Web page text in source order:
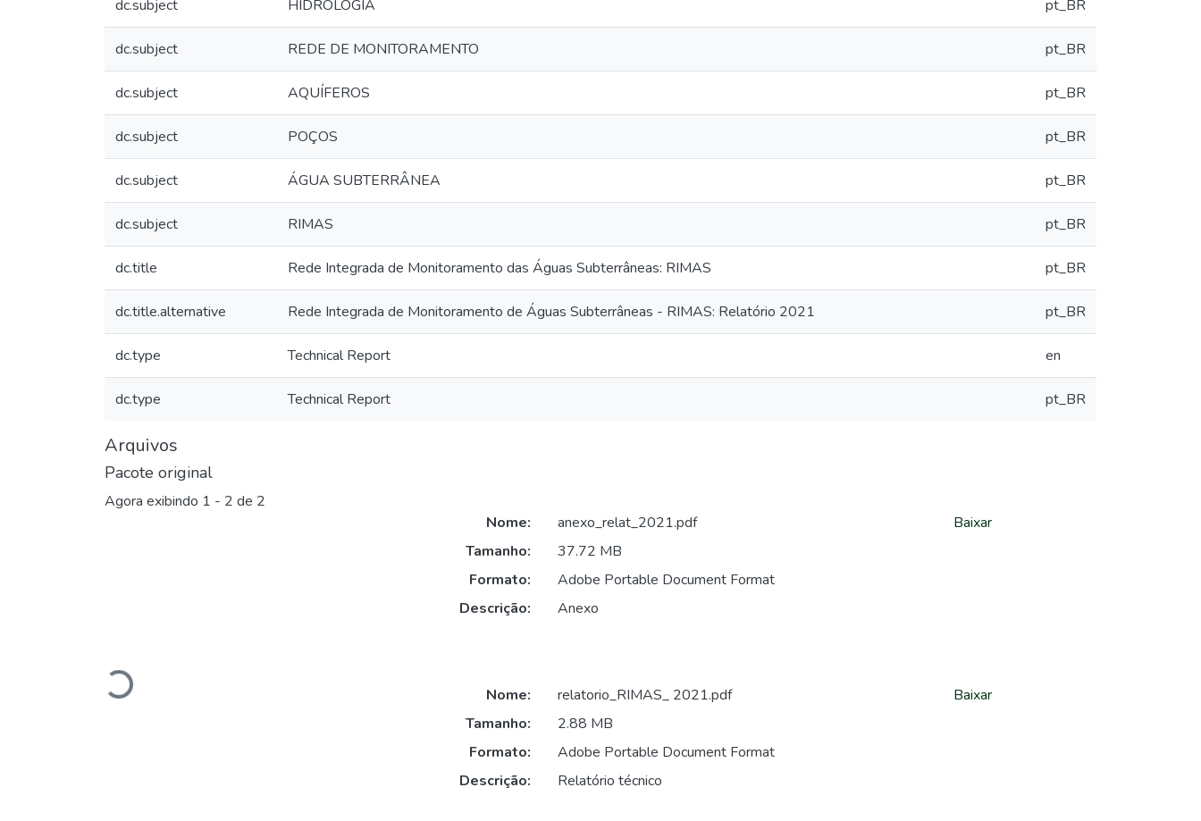
dc.subject HIDROLOGIA pt_BR
dc.subject REDE DE MONITORAMENTO pt_BR
dc.subject AQUÍFEROS pt_BR
dc.subject POÇOS pt_BR
dc.subject ÁGUA SUBTERRÂNEA pt_BR
dc.subject RIMAS pt_BR
dc.title Rede Integrada de Monitoramento das Águas Subterrâneas: RIMAS pt_BR
dc.title.alternative Rede Integrada de Monitoramento de Águas Subterrâneas - RIMAS: Relatório 2021 pt_BR
dc.type Technical Report en
dc.type Technical Report pt_BR
Arquivos
Pacote original
Agora exibindo 1 - 2 de 2
Carregando...
Nome:
anexo_relat_2021.pdf
Tamanho:
37.72 MB
Formato:
Adobe Portable Document Format
Descrição:
Anexo
Baixar
Nome:
relatorio_RIMAS_ 2021.pdf
Tamanho:
2.88 MB
Formato:
Adobe Portable Document Format
Descrição:
Relatório técnico
Baixar